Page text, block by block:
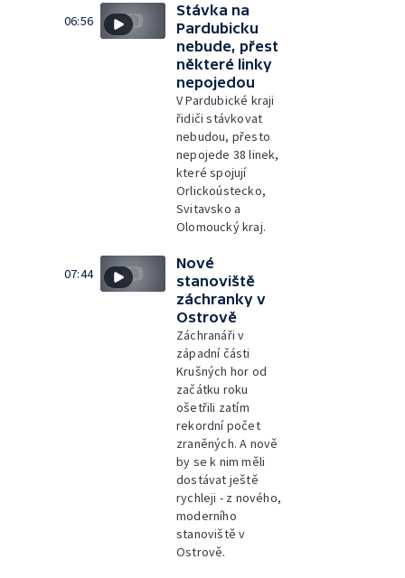
06:56
Stávka na
Pardubicku
nebude, přest
některé linky
nepojedou
V Pardubické kraji
řidiči stávkovat
nebudou, přesto
nepojede 38 linek,
které spojují
Orlickoústecko,
Svitavsko a
Olomoucký kraj.
07:44
Nové
stanoviště
záchranky v
Ostrově
Záchranáři v
západní části
Krušných hor od
začátku roku
ošetřili zatím
rekordní počet
zraněných. A nově
by se k nim měli
dostávat ještě
rychleji - z nového,
moderního
stanoviště v
Ostrově.